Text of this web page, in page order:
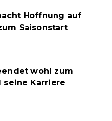
Hoffnung auf
Saisonstart
wohl zum
seine Karriere